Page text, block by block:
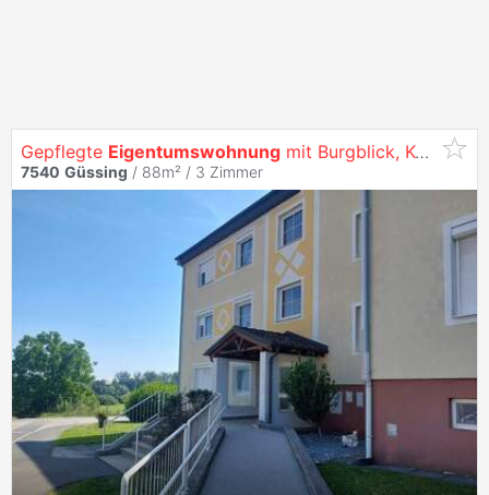
Gepflegte Eigentumswohnung mit Burgblick, Komfort und kurzen Wegen
7540 Güssing / 88m² / 3 Zimmer